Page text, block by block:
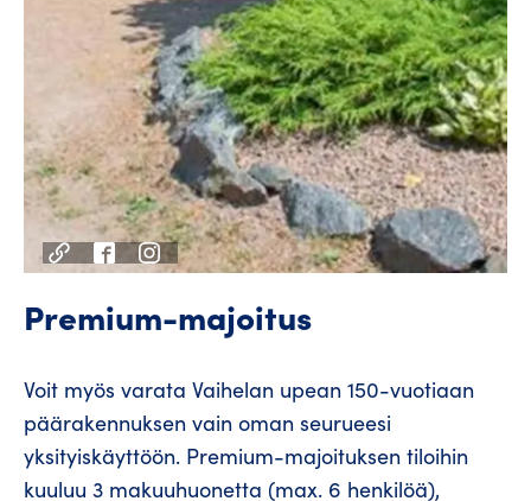
Premium-majoitus
Voit myös varata Vaihelan upean 150-vuotiaan
päärakennuksen vain oman seurueesi
yksityiskäyttöön. Premium-majoituksen tiloihin
kuuluu 3 makuuhuonetta (max. 6 henkilöä),